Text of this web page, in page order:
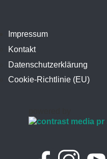
Impressum
Kontakt
Datenschutzerklärung
Cookie-Richtlinie (EU)